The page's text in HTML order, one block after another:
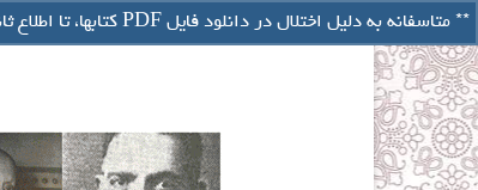
** متاسفانه به دلیل اختلال در دانلود فایل PDF کتابها، تا اطلاع ثانوی امکان خرید آنلاین از سایت وجود ندارد ** برای خرید نسخه چاپی کتابها با شماره های 09122101238 و 88078883 و 44431291 تماس بگیرید
تصفیه حساب سبد خرید شما- ۰ ریال